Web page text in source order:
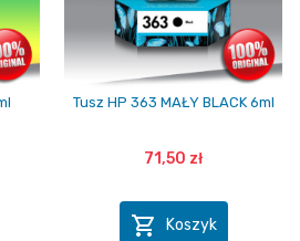
Tusz HP 363 MAŁY BLACK 6ml
71,50 zł
 Koszyk